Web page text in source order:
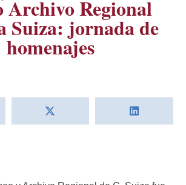
Archivo Regional
Suiza: jornada de
homenajes